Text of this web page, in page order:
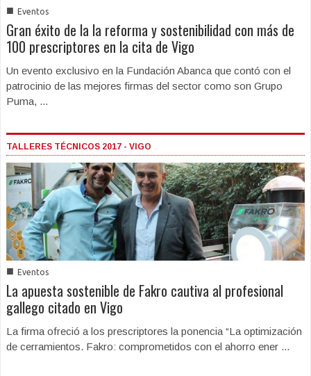
■ Eventos
Gran éxito de la la reforma y sostenibilidad con más de
100 prescriptores en la cita de Vigo
Un evento exclusivo en la Fundación Abanca que contó con el
patrocinio de las mejores firmas del sector como son Grupo
Puma, ...
TALLERES TÉCNICOS 2017 - VIGO
■ Eventos
La apuesta sostenible de Fakro cautiva al profesional
gallego citado en Vigo
La firma ofreció a los prescriptores la ponencia “La optimización
de cerramientos. Fakro: comprometidos con el ahorro ener ...